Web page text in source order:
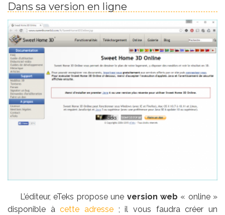
Dans sa version en ligne
L’éditeur, eTeks propose une version web « online »
disponible àcette adresse ; il vous faudra créer un